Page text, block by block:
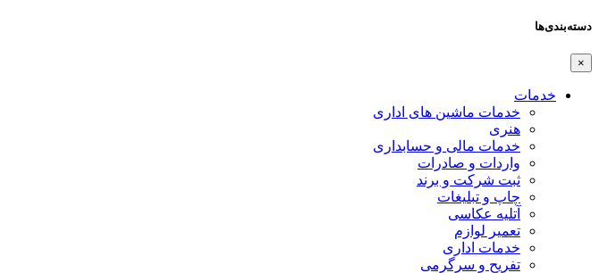
دسته‌بندی‌ها
×
خدمات
خدمات ماشین های اداری
هنری
خدمات مالی و حسابداری
واردات و صادرات
ثبت شرکت و برند
چاپ و تبلیغات
آتلیه عکاسی
تعمیر لوازم
خدمات اداری
تفریح و سرگرمی